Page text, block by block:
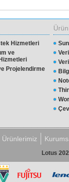
Hizmetleri
ve
Projelendirme
Ürünlerimiz
Lotus